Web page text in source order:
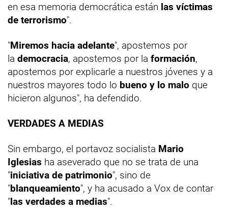
en esa memoria democrática están las víctimas
de terrorismo".
"Miremos hacia adelante", apostemos por
la democracia, apostemos por la formación,
apostemos por explicarle a nuestros jóvenes y a
nuestros mayores todo lo bueno y lo malo que
hicieron algunos", ha defendido.
VERDADES A MEDIAS
Sin embargo, el portavoz socialista Mario
Iglesias ha aseverado que no se trata de una
"iniciativa de patrimonio", sino de
"blanqueamiento", y ha acusado a Vox de contar
"las verdades a medias".